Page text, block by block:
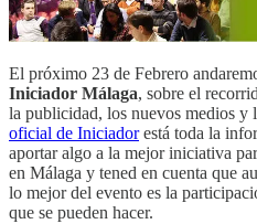
El próximo 23 de Febrero
Iniciador Málaga, sobre el
la publicidad, los nuevos medios y
oficial de Iniciadorestá toda la
aportar algo a la mejor iniciativa
en Málaga y tened en cuenta que
lo mejor del evento es la
que se pueden hacer.